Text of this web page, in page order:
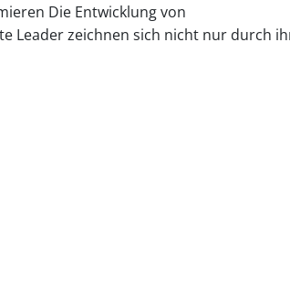
Die Entwicklung von
Leader zeichnen sich nicht nur durch